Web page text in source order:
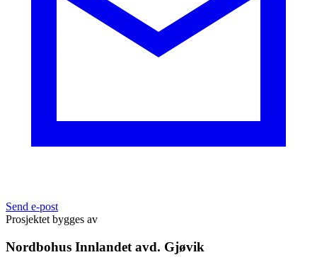
Send e-post
Prosjektet bygges av
Nordbohus Innlandet avd. Gjøvik